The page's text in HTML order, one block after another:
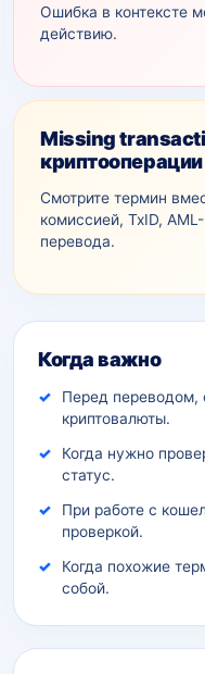
Ошибка в контексте
действию.
Missing
криптооперации
Смотрите термин
комиссией, TxID,
перевода.
Когда важно
Перед
криптовалюты.
Когда нужно
статус.
При работе с
проверкой.
Когда похожие
собой.